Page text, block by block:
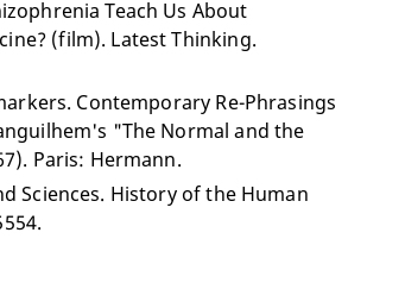
Teach Us About
(film). Latest Thinking.
Contemporary Re-Phrasings
"The Normal and the
Paris: Hermann.
Sciences. History of the Human